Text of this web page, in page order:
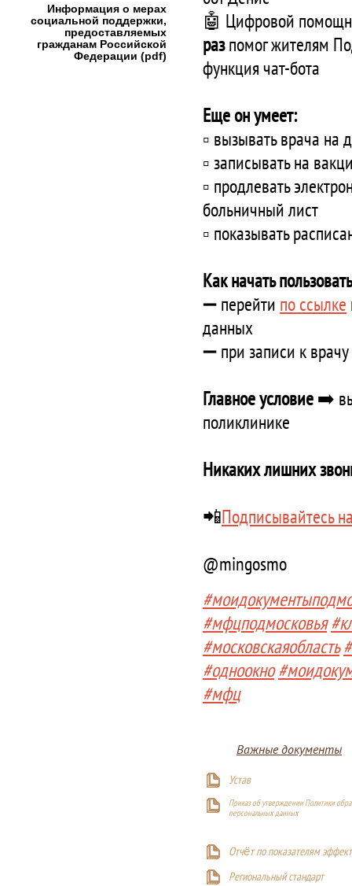
🤖 Цифровой
разпомог жителям
функция чат-бота
Еще он умеет:
▫️ вызывать врача на
▫️ записывать на
▫️ продлевать
больничный лист
▫️ показывать
Как начать
➖ перейти по ссылке
данных
➖ при записи к
Главное условие➡️
поликлинике
Никаких лишних
📲Подписывайтесь
@mingosmo
#мфцподмосковья
#московскаяобласть
#одноокно
#мфц
Важные документы
Устав
Приказ об утверждении Политики
персональных данных
Отчёт по показателям
Региональный стандарт
Информация о мерах
социальной поддержки,
предоставляемых
гражданам Российской
Федерации (pdf)